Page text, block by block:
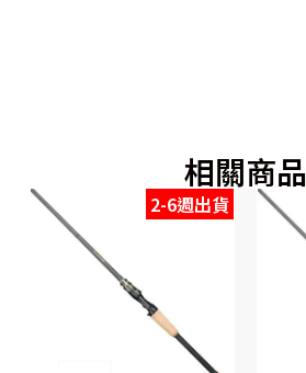
相關商品
2-6週出貨